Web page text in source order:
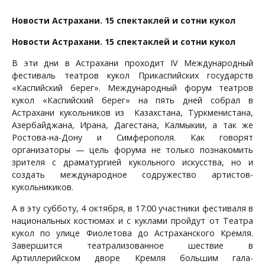
Новости Астрахани. 15 спектаклей и сотни кукол
Новости Астрахани. 15 спектаклей и сотни кукол
В эти дни в Астрахани проходит IV Международный
фестиваль театров кукол Прикаспийских государств
«Каспийский берег». Международный форум театров
кукол «Каспийский берег» на пять дней собрал в
Астрахани кукольников из Казахстана, Туркменистана,
Азербайджана, Ирана, Дагестана, Калмыкии, а так же
Ростова-на-Дону и Симферополя. Как говорят
организаторы — цель форума не только познакомить
зрителя с драматургией кукольного искусства, но и
создать международное содружество артистов-
кукольникиков.
А в эту субботу, 4 октября, в 17:00 участники фестиваля в
национальных костюмах и с куклами пройдут от Театра
кукол по улице Фиолетова до Астраханского Кремля.
Завершится театрализованное шествие в
Артиллерийском дворе Кремля большим гала-